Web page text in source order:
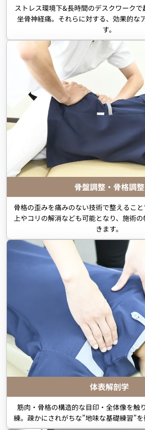
ストレス環境下&長時間のデスクワーク
坐骨神経痛。それらに対する、効果的な
す。
骨盤調整・骨格調整
骨格の歪みを痛みのない技術で整えるこ
上やコリの解消なども可能となり、施術
きます。
体表解剖学
筋肉・骨格の構造的な目印・全体像を触
練。疎かにされがちな”地味な基礎練習”を